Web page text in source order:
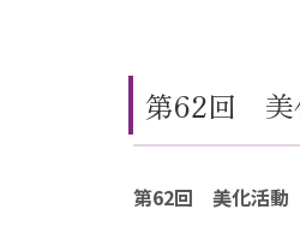
第62回 美
第62回 美化活動